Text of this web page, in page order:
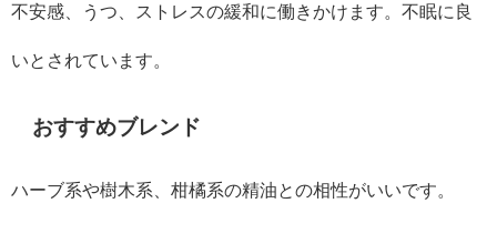
不安感、うつ、ストレスの緩和に働きかけます。不眠に良
いとされています。
おすすめブレンド
ハーブ系や樹木系、柑橘系の精油との相性がいいです。